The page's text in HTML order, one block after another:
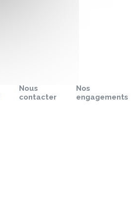
Nous
contacter
Nos
engagements